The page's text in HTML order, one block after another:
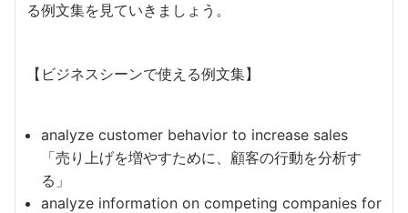
る例文集を見ていきましょう。
【ビジネスシーンで使える例文集】
analyze customer behavior to increase sales
「売り上げを増やすために、顧客の行動を分析す
る」
analyze information on competing companies for